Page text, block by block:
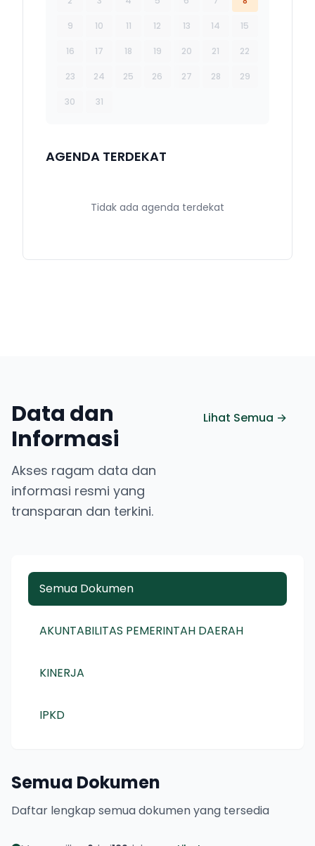
9 10 11 12 13 14 15
16 17 18 19 20 21 22
23 24 25 26 27 28 29
30 31
AGENDA TERDEKAT
Tidak ada agenda terdekat
Data dan
Informasi
Akses ragam data dan
informasi resmi yang
transparan dan terkini.
Lihat Semua →
Semua Dokumen
AKUNTABILITAS PEMERINTAH DAERAH
KINERJA
IPKD
Semua Dokumen
Daftar lengkap semua dokumen yang tersedia